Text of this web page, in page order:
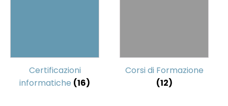
Certificazioni
informatiche (16)
Corsi di Formazione
(12)